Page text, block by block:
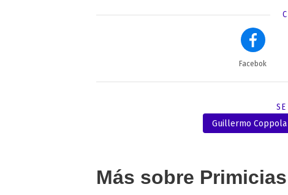
Facebok
Guillermo Coppola
Más sobre Primicias